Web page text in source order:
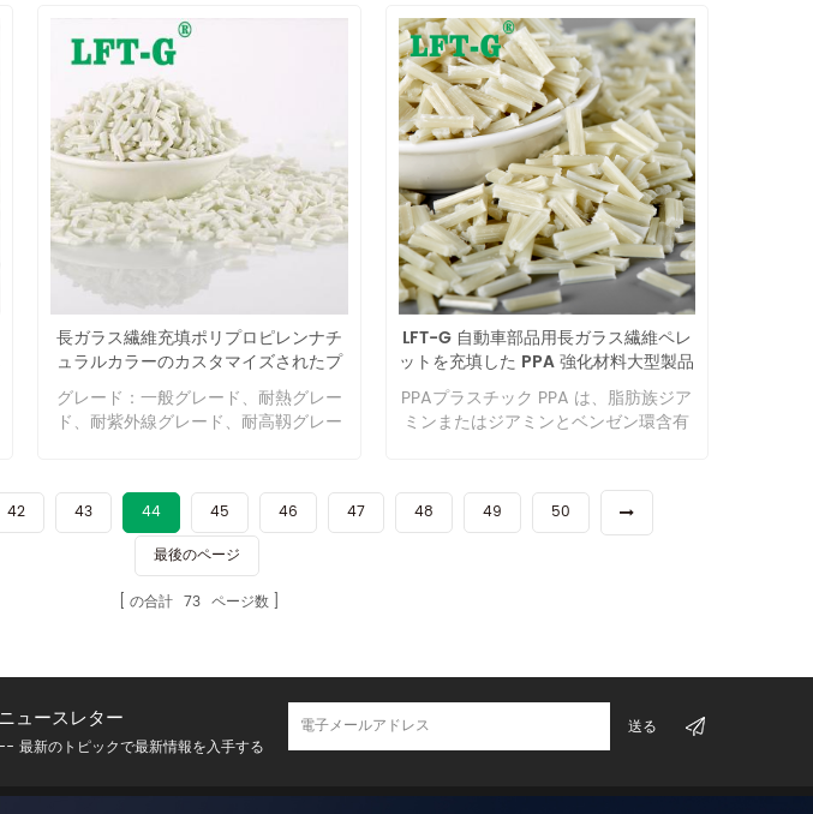
です)。 データシート 当社独自の研究
室によってテストされていますが、参
照のみを目的としています。 研究室と
倉庫 よくある質問 1. 製品の繊維含有量
はどのように選択すればよいですか?
大きい製品は繊維含有量の高い素材に
適していますか? A. これは絶対的なも
のではありません。ガラス繊維の含有
量は多ければ多いほど良いです。それ
ぞれの製品の要件に合わせて適切な内
容を選択してください。 2. 外観要件の
ある製品でも長繊維素材を使用できま
すか? A. LFT-G 熱可塑性ガラス長繊維
および炭素長繊維の主な特長は、機械
的特性を示すことです。お客様から明
るさなどの外観上のご要望がある場合
は、特定の製品と組み合わせて評価す
る必要があります。 3. 長炭素繊維射出
ノズル、金型構造、射出成形プロセス
における長繊維の要件を考慮する必要
があります。長繊維は比較的高コスト
の材料であるため、選定の際にはコス
トパフォーマンスの問題を評価する必
化 2. カスタマイズされた製品、1対1の
プリセールスおよびアフターサービス
3. 多数のシステム認証に合格してお
り、製品の品質が安定しています 4. お
倉庫センター 5. 30年の経験を持つ技術
ントの動きが制限され、材料の耐熱性
が向上します。 現在、PLAの強化改質
に​​使用できる繊維には、天然植物繊維
（サイザル麻、亜麻、リネン、竹、コ
コナッツ、木材繊維など）、天然動物
繊維（絹など）、鉱物繊維（玄武岩）
などがあります。繊維（繊維等）、化
学繊維（カーボン繊維、ガラス繊維
等）。これらの繊維の中でも、高強
度、高弾性率を有する炭素繊維やガラ
ス繊維が広く使用されている。天然植
物繊維は、その供給源が広く、分解性
があり、複合材料の熱的および機械的
特性が改善されているため、広く研究
されてきました。 変性天然繊維と変性
無機繊維（ガラス繊維または炭素繊
維）を PLA マトリックスに混合して、
2 種類の繊維強化 PLA 複合材料を調製
た。 短繊維(SGF)との比較 短繊維に比
べて機械的特性に優れた性能を持って
います。大型製品や構造部品に適して
います。短繊維に比べて1～3倍（靭
性）が高く、引張強さ（強度・剛性）
は0.5～1倍になります。 射出成形 研究
たブランド企業です。長ガラス繊維シ
リーズ (LGF) および長炭素繊維シリー
ズ (LCF)。同社の熱可塑性 LFT は、
脂肪族製品の欠点を大幅に解決しまし
たが、加工の難易度は飛躍的に増加し
ました。 1972 年以降、東洋繊維と三
菱ガス化学は新しい種類の半芳香族ナ
イロン MXD6 を合成しました。これ
は、脂肪族樹脂と全芳香族樹脂の欠点
を大幅に克服しただけでなく、全芳香
族樹脂のいくつかの利点も備えていま
した。 ガスバリア性の高い包装材や土
木構造材などに広く使用されていま
す。 要約すると、MXD6 には次の利点
があります。 高い強度と弾性率。 ガラ
ス転移温度はTmが237℃、Tgが85℃と
高い。 吸水性、透湿性が低い。 結晶化
速度が速く、形成と製造が容易。 ガス
バリア性に優れています。 なぜガラス
長繊維を加えるのですか? 他の方法の
強化プラスチックでは必要な性能が得
ックに置き換えたい場合は、長ガラス
繊維強化複合材料が問題を解決しま
す。長ガラス繊維強化複合材料は、費
MXD6 のパフォーマンスとアプリケー
ション 他の材料と比較して、MXD6
は、高い強度と弾性率、高いガラス転
移温度、低い吸水性と透湿性、速い結
ガスバリア性という利点があり、ま
長ガラス繊維充填ポリプロピレンナチ
ュラルカラーのカスタマイズされたプ
ラスチックサンプルを提供
グレード：一般グレード、耐熱グレー
ド、耐紫外線グレード、耐高靱グレー
LFT-G 自動車部品用長ガラス繊維ペレ
ットを充填した PPA 強化材料大型製品
サンプルあり
PPAプラスチック PPA は、脂肪族ジア
ミンまたはジアミンとベンゼン環含有
ドと比較して、分子鎖中に強固なベン
ゼン環を導入することにより、機械的
強度や耐熱性が大幅に向上し、吸水性
PPAは芳香族ポリアミドと脂肪族ポリ
アミドの優れた性能を併せ持つため、
成形加工性に優れ、長年の開発を経て
特殊エンジニアリングプラスチックの
42 43 44 45 46 47 48 49
50
最後のページ
の合計 73 ページ数
ニュースレター
-- 最新のトピックで最新情報を入手する